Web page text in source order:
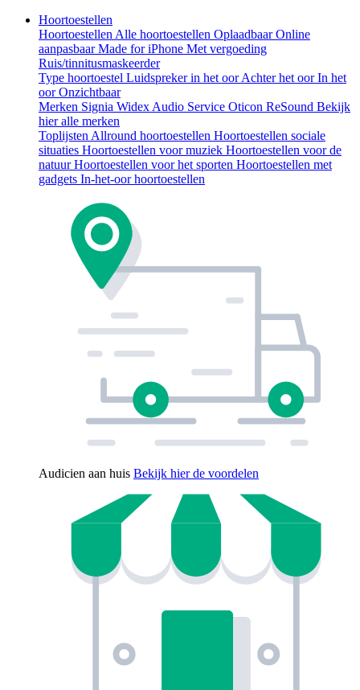
Hoortoestellen
Hoortoestellen Alle hoortoestellen OplaadbaarOnline
aanpasbaarMade for iPhone Met vergoeding
Ruis/tinnitusmaskeerder
Type hoortoestel Luidspreker in het oorAchter het oorIn het
oorOnzichtbaar
Merken Signia Widex Audio Service Oticon ReSound Bekijk
hier alle merken
Toplijsten Allround hoortoestellen Hoortoestellen sociale
situaties Hoortoestellen voor muziek Hoortoestellen voor de
natuurHoortoestellen voor het sporten Hoortoestellen met
gadgets In-het-oor hoortoestellen
Audicien aan huis Bekijk hier de voordelen